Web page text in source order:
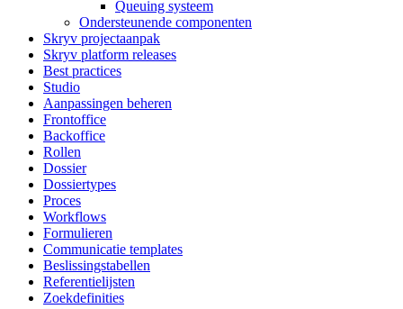
Queuing systeem
Ondersteunende componenten
Skryv projectaanpak
Skryv platform releases
Best practices
Studio
Aanpassingen beheren
Frontoffice
Backoffice
Rollen
Dossier
Dossiertypes
Proces
Workflows
Formulieren
Communicatie templates
Beslissingstabellen
Referentielijsten
Zoekdefinities